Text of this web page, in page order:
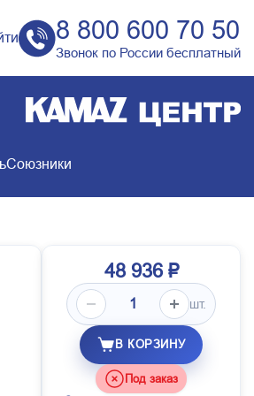
8 800 600 70 50
Звонок по России бесплатный
Союзники
48 936 ₽
шт.
В КОРЗИНУ
Под заказ